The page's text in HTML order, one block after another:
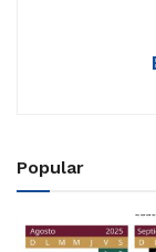
Popular